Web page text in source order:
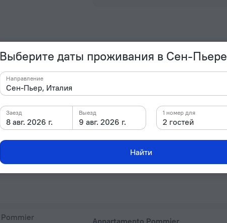
Выберите даты проживания в Сен-Пьере
Направление
8 авг. 2026 г.
Заезд
9 авг. 2026 г.
Выезд
2 гостей
1 номер для
Найти
Номер в этом
отеле
Appartamento Pommier